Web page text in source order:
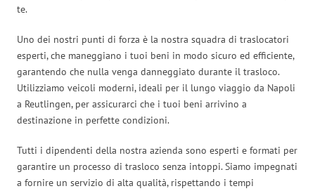
te.
Uno dei nostri punti di forza è la nostra squadra di traslocatori
esperti, che maneggiano i tuoi beni in modo sicuro ed efficiente,
garantendo che nulla venga danneggiato durante il trasloco.
Utilizziamo veicoli moderni, ideali per il lungo viaggio da Napoli
a Reutlingen, per assicurarci che i tuoi beni arrivino a
destinazione in perfette condizioni.
Tutti i dipendenti della nostra azienda sono esperti e formati per
garantire un processo di trasloco senza intoppi. Siamo impegnati
a fornire un servizio di alta qualità, rispettando i tempi